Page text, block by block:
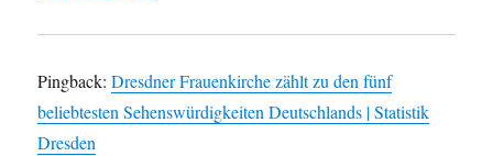
Pingback:Dresdner Frauenkirche zählt zu den fünf
beliebtesten Sehenswürdigkeiten Deutschlands | Statistik
Dresden